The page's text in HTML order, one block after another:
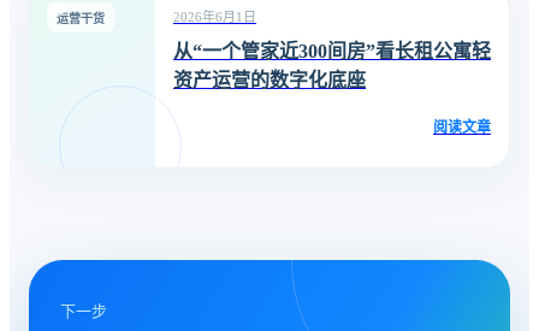
运营干货 2026年6月1日
从“一个管家近300间房”看长租公寓轻
资产运营的数字化底座
阅读文章
下一步